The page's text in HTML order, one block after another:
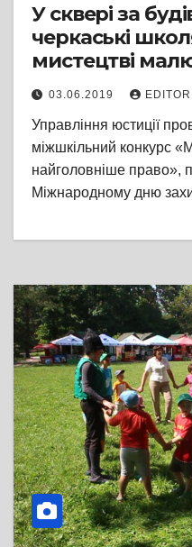
У сквері за
черкаські
мистецтві
03.06.2019 EDITOR
Управління юстиції
міжшкільний конкурс
найголовніше право»,
Міжнародному дню